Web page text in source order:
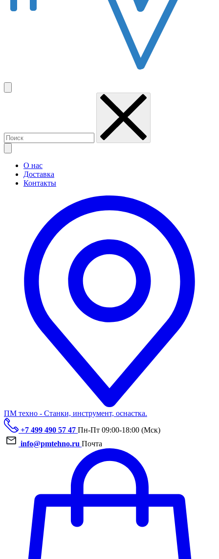
О нас
Доставка
Контакты
ПМ техно - Станки, инструмент, оснастка.
+7 499 490 57 47 Пн-Пт 09:00-18:00 (Мск)
info@pmtehno.ru Почта